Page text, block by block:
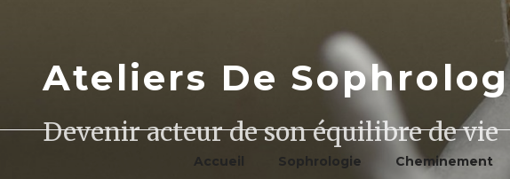
principalAteliers De
Devenir acteur de son équilibre de vie
Accueil Sophrologie Cheminement